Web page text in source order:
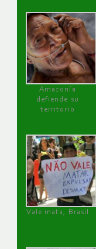
Amazonía
defiende su
territorio
Vale mata, Brasil